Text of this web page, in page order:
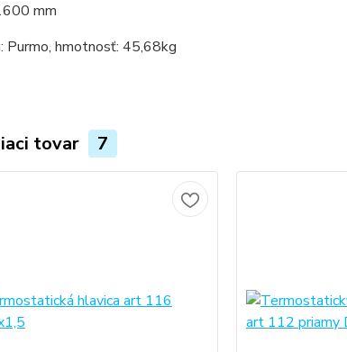
mm
Purmo, hmotnosť: 45,68kg
tovar 7